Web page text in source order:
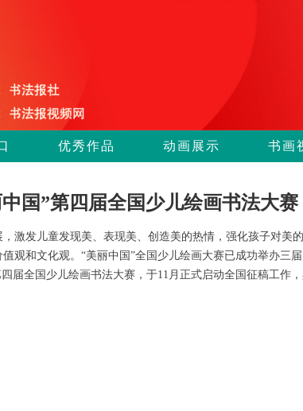
优秀作品 动画展示 书画
国”第四届全国少儿绘画书法大赛
发儿童发现美、表现美、创造美的热情，强化孩子对美
观和文化观。“美丽中国”全国少儿绘画大赛已成功举办三
届全国少儿绘画书法大赛，于11月正式启动全国征稿工作，